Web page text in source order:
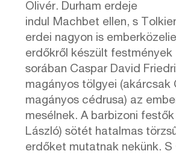
Olivér. Durham erdeje
indul Machbet ellen, s
erdei nagyon is
erdőkről készült festmények
sorában Caspar David
magányos tölgyei (akárcsak
magányos cédrusa) az
mesélnek. A barbizoni
László) sötét hatalmas
erdőket mutatnak nekünk. S